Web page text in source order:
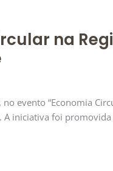
na
evento “Economia
iniciativa foi